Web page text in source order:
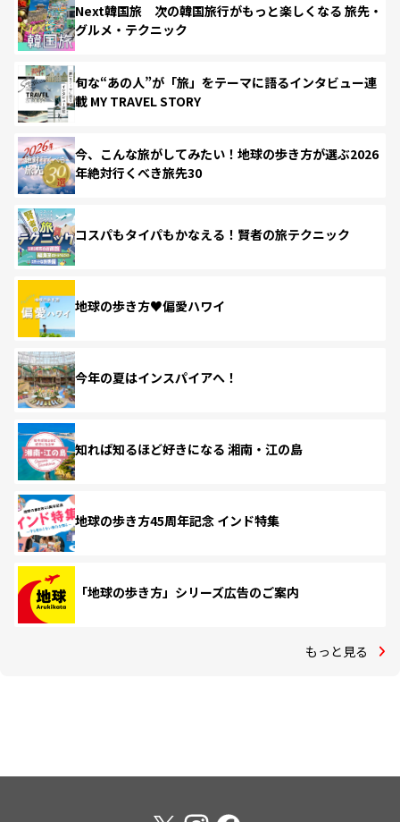
Next韓国旅 次の韓国旅行がもっと楽しくなる 旅先・
グルメ・テクニック
旬な“あの人”が「旅」をテーマに語るインタビュー連
載 MY TRAVEL STORY
今、こんな旅がしてみたい！地球の歩き方が選ぶ2026
年絶対行くべき旅先30
コスパもタイパもかなえる！賢者の旅テクニック
地球の歩き方♥偏愛ハワイ
今年の夏はインスパイアへ！
知れば知るほど好きになる 湘南・江の島
地球の歩き方45周年記念 インド特集
「地球の歩き方」シリーズ広告のご案内
もっと見る